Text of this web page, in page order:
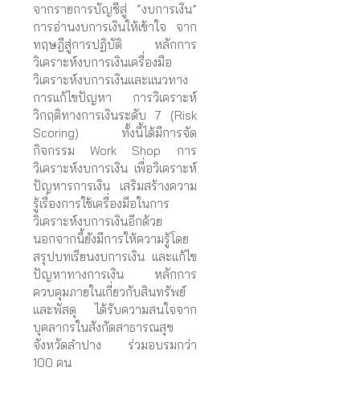
จากรายการบัญชีสู่ “งบการเงิน”
การอ่านงบการเงินให้เข้าใจ จาก
ทฤษฎีสู่การปฏิบัติ หลักการ
วิเคราะห์งบการเงินเครื่องมือ
วิเคราะห์งบการเงินและแนวทาง
การแก้ไขปัญหา การวิเคราะห์
วิกฤติทางการเงินระดับ 7 (Risk
Scoring) ทั้งนี้ได้มีการจัด
กิจกรรม Work Shop การ
วิเคราะห์งบการเงิน เพื่อวิเคราะห์
ปัญหารการเงิน เสริมสร้างความ
รู้เรื่องการใช้เครื่องมือในการ
วิเคราะห์งบการเงินอีกด้วย
นอกจากนี้ยังมีการให้ความรู้โดย
สรุปบทเรียนงบการเงิน และแก้ไข
ปัญหาทางการเงิน หลักการ
ควบคุมภายในเกี่ยวกับสินทรัพย์
และพัสดุ ได้รับความสนใจจาก
บุคลากรในสังกัดสาธารณสุข
จังหวัดลำปาง ร่วมอบรมกว่า
100 คน